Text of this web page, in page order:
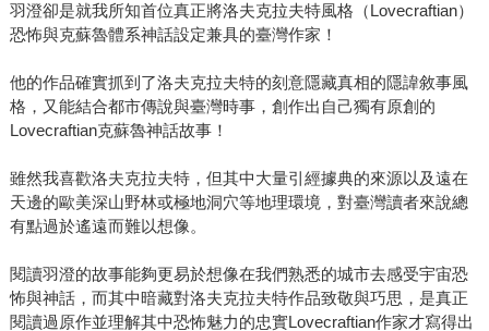
羽澄卻是就我所知首位真正將洛夫克拉夫特風格（Lovecraftian）
恐怖與克蘇魯體系神話設定兼具的臺灣作家！
他的作品確實抓到了洛夫克拉夫特的刻意隱藏真相的隱諱敘事風
格，又能結合都市傳說與臺灣時事，創作出自己獨有原創的
Lovecraftian克蘇魯神話故事！
雖然我喜歡洛夫克拉夫特，但其中大量引經據典的來源以及遠在
天邊的歐美深山野林或極地洞穴等地理環境，對臺灣讀者來說總
有點過於遙遠而難以想像。
閱讀羽澄的故事能夠更易於想像在我們熟悉的城市去感受宇宙恐
怖與神話，而其中暗藏對洛夫克拉夫特作品致敬與巧思，是真正
閱讀過原作並理解其中恐怖魅力的忠實Lovecraftian作家才寫得出